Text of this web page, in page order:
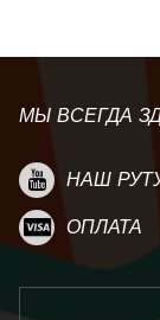
МЫ ВСЕГДА
НАШ
ОПЛАТА